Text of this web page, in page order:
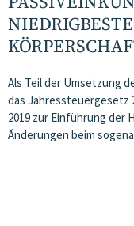
Als Teil der Umsetzung
das Jahressteuergesetz
2019 zur Einführung der
Änderungen beim